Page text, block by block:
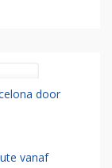
door
vanaf